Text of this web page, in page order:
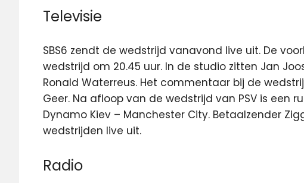
Televisie
SBS6 zendt de wedstrijd vanavond live uit. De
wedstrijd om 20.45 uur. In de studio zitten Jan
Ronald Waterreus. Het commentaar bij de
Geer. Na afloop van de wedstrijd van PSV is een
Dynamo Kiev – Manchester City. Betaalzender
wedstrijden live uit.
Radio